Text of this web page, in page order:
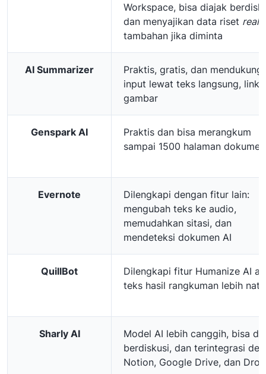
Workspace, bisa diajak
dan menyajikan data riset real
tambahan jika diminta
AI Summarizer
Praktis, gratis, dan mendukung
input lewat teks langsung, link,
gambar
Genspark AI
Praktis dan bisa merangkum
sampai 1500 halaman dokumen
Evernote
Dilengkapi dengan fitur lain:
mengubah teks ke audio,
memudahkan sitasi, dan
mendeteksi dokumen AI
QuillBot
Dilengkapi fitur Humanize AI
teks hasil rangkuman lebih
Sharly AI
Model AI lebih canggih, bisa
berdiskusi, dan terintegrasi
Notion, Google Drive, dan